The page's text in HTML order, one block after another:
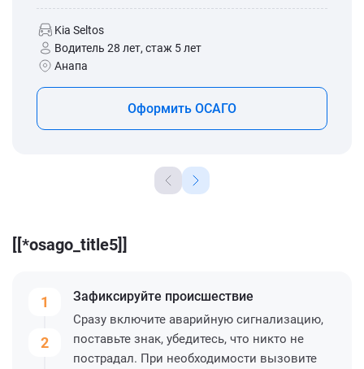
Kia Seltos
Водитель 28 лет, стаж 5 лет
Анапа
Оформить ОСАГО
[[*osago_title5]]
1
2
Зафиксируйте происшествие
Сразу включите аварийную сигнализацию,
поставьте знак, убедитесь, что никто не
пострадал. При необходимости вызовите